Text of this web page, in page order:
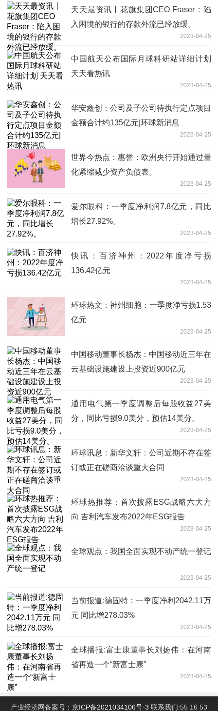
天天最资讯丨花旗集团CEO Fraser：陷
入困境的银行的存款外流已经放缓。
2023-04-25
中国航天公布国际月球科研站详细计划
天天看热讯
2023-04-25
华安鑫创：公司及子公司待执行定点项目
金额合计约135亿元|环球新消息
2023-04-25
世界今热点：惠誉：欧洲央行开始通过量
化紧缩减少资产负债表。
2023-04-25
爱尔眼科：一季度净利润7.8亿元，同比
增长27.92%。
2023-04-25
快讯：百济神州：2022年度净亏损
136.42亿元
2023-04-25
环球热文：神州细胞：一季度净亏损1.53
亿元
2023-04-25
中国移动董事长杨杰：中国移动近三年在
云基础设施建设上投资近900亿元
2023-04-25
通用电气第一季度调整后每股收益27美
分，同比亏损9.0美分，预估14美分。
2023-04-25
环球讯息：新华文轩：公司近期不存在签
订或正在磋商洽谈重大合同
2023-04-25
环球热推荐：首次披露ESG战略六大方
向 吉利汽车发布2022年ESG报告
2023-04-25
全球观点：我国全面实现不动产统一登记
2023-04-25
当前报道:德固特：一季度净利2042.11万
元 同比增278.03%
2023-04-25
全球播报:富士康董事长刘扬伟：在河南
省再造一个“新富士康”
2023-04-25
产业经济网备案号： 京ICP备2021034106号-3 联系我们:55 16 53